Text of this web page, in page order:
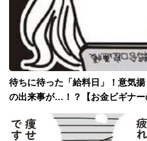
待ちに待った「給料日」！意気
の出来事が…！？【お金ビギナー